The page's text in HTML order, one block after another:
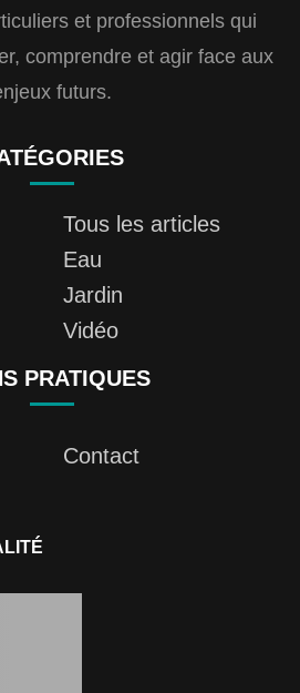
et professionnels qui
comprendre et agir face aux
futurs.
Tous les articles
Eau
Jardin
Vidéo
PRATIQUES
Contact